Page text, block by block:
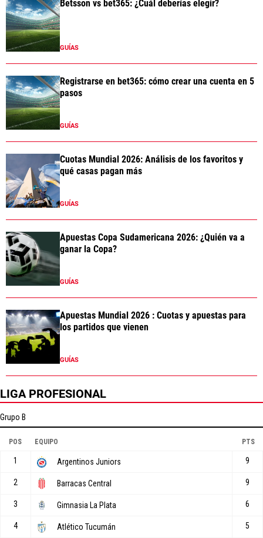
Betsson vs bet365: ¿Cuál deberías elegir?
GUÍAS
Registrarse en bet365: cómo crear una cuenta en 5
pasos
GUÍAS
Cuotas Mundial 2026: Análisis de los favoritos y
qué casas pagan más
GUÍAS
Apuestas Copa Sudamericana 2026: ¿Quién va a
ganar la Copa?
GUÍAS
Apuestas Mundial 2026 : Cuotas y apuestas para
los partidos que vienen
GUÍAS
LIGA PROFESIONAL